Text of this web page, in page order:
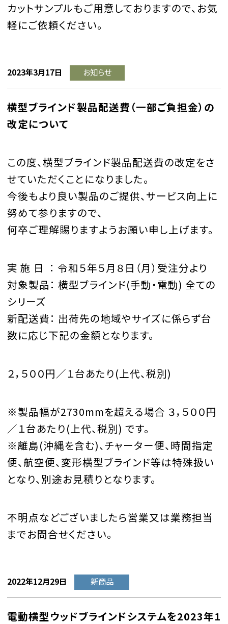
カットサンプルもご用意しておりますので、お気
軽にご依頼ください。
2023年3月17日 お知らせ
横型ブラインド製品配送費（一部ご負担金）の
改定について
この度、横型ブラインド製品配送費の改定をさ
せていただくことになりました。
今後もより良い製品のご提供、サービス向上に
努めて参りますので、
何卒ご理解賜りますようお願い申し上げます。
実 施 日 ： 令和５年５月８日（月）受注分より
対象製品： 横型ブラインド(手動・電動) 全ての
シリーズ
新配送費： 出荷先の地域やサイズに係らず台
数に応じ下記の金額となります。
２，５００円／１台あたり(上代、税別)
※製品幅が2730mmを超える場合 ３，５００円
／１台あたり(上代、税別) です。
※離島(沖縄を含む)、チャーター便、時間指定
便、航空便、変形横型ブラインド等は特殊扱い
となり、別途お見積りとなります。
不明点などございましたら営業又は業務担当
までお問合せください。
2022年12月29日 新商品
電動横型ウッドブラインドシステムを2023年1